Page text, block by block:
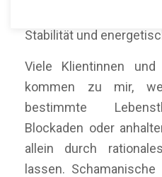
Stabilität und
Viele Klientinnen
kommen zu mir,
bestimmte
Blockaden oder
allein durch
lassen.